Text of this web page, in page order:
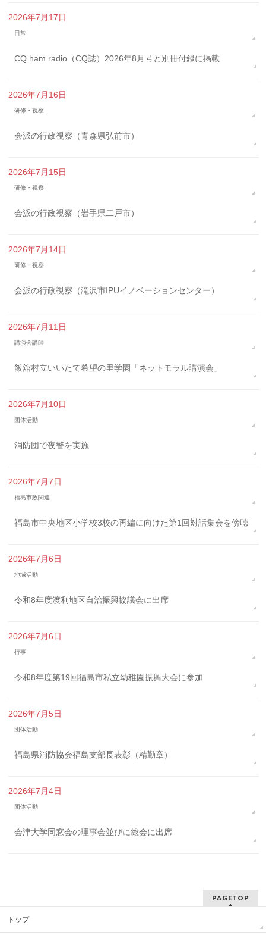
2026年7月17日
日常
CQ ham radio（CQ誌）2026年8月号と別冊付録に掲載
2026年7月16日
研修・視察
会派の行政視察（青森県弘前市）
2026年7月15日
研修・視察
会派の行政視察（岩手県二戸市）
2026年7月14日
研修・視察
会派の行政視察（滝沢市IPUイノベーションセンター）
2026年7月11日
講演会講師
飯舘村立いいたて希望の里学園「ネットモラル講演会」
2026年7月10日
団体活動
消防団で夜警を実施
2026年7月7日
福島市政関連
福島市中央地区小学校3校の再編に向けた第1回対話集会を傍聴
2026年7月6日
地域活動
令和8年度渡利地区自治振興協議会に出席
2026年7月6日
行事
令和8年度第19回福島市私立幼稚園振興大会に参加
2026年7月5日
団体活動
福島県消防協会福島支部長表彰（精勤章）
2026年7月4日
団体活動
会津大学同窓会の理事会並びに総会に出席
PAGETOP
トップ